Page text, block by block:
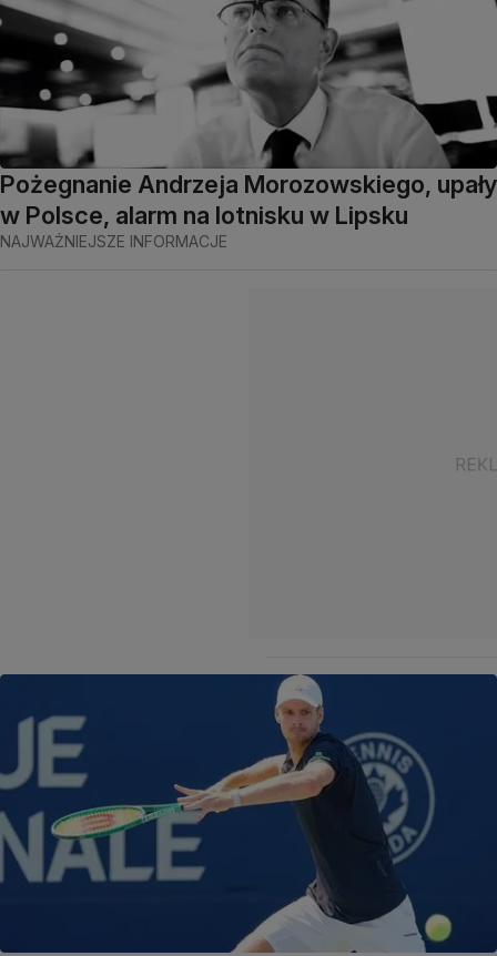
Pożegnanie Andrzeja Morozowskiego, upały
w Polsce, alarm na lotnisku w Lipsku
NAJWAŻNIEJSZE INFORMACJE